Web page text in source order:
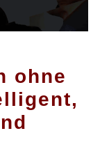
ohne